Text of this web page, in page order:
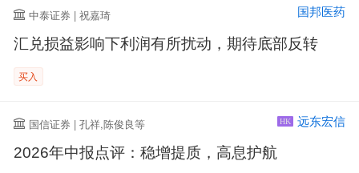
中泰证券 | 祝嘉琦 国邦医药
汇兑损益影响下利润有所扰动，期待底部反转
买入
国信证券 | 孔祥,陈俊良等 HK 远东宏信
2026年中报点评：稳增提质，高息护航